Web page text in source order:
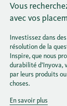
Vous
avec vos
Investissez dans
résolution de la
Inspire, que nous
durabilité d’Inyova,
par leurs produits
choses.
En savoir plus